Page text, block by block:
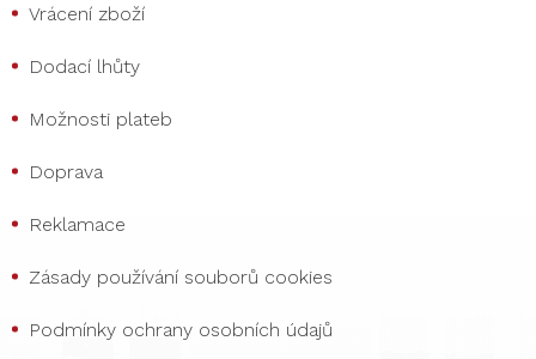
Vrácení zboží
Dodací lhůty
Možnosti plateb
Doprava
Reklamace
Zásady používání souborů cookies
Podmínky ochrany osobních údajů